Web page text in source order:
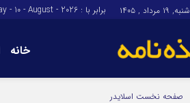
, ۱۴۰۵ برابر با : Monday - 10 - August - 2026
خانه
صفحه نخست اسلایدر